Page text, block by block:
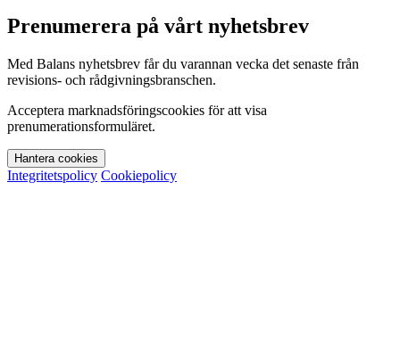
Prenumerera på vårt nyhetsbrev
Med Balans nyhetsbrev får du varannan vecka det senaste från
revisions- och rådgivningsbranschen.
Acceptera marknadsföringscookies för att visa
prenumerationsformuläret.
Hantera cookies
Integritetspolicy Cookiepolicy